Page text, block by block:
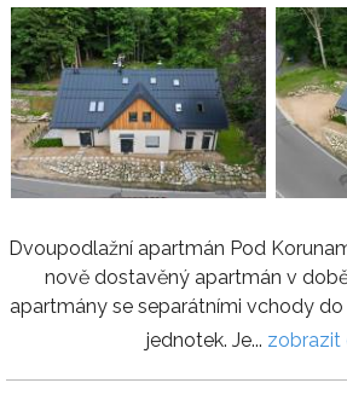
Dvoupodlažní apartmán Pod
nově dostavěný apartmán v
apartmány se separátními vchody
jednotek. Je... zobrazit